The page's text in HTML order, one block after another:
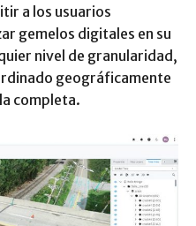
a los usuarios
gemelos digitales en su
nivel de granularidad,
geográficamente
completa.